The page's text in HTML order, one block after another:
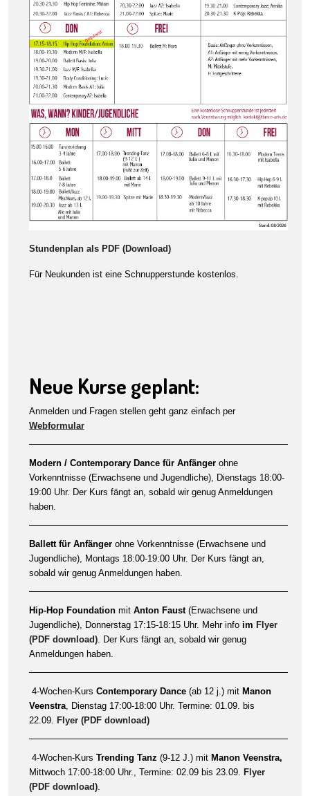
Stundenplan als PDF (Download)
Für Neukunden ist eine Schnupperstunde kostenlos.
Neue Kurse geplant:
Anmelden und Fragen stellen geht ganz einfach per
Webformular
Modern / Contemporary Dance für Anfänger ohne
Vorkenntnisse (Erwachsene und Jugendliche), Dienstags 18:00-
19:00 Uhr. Der Kurs fängt an, sobald wir genug Anmeldungen
haben.
Ballett für Anfänger ohne Vorkenntnisse (Erwachsene und
Jugendliche), Montags 18:00-19:00 Uhr. Der Kurs fängt an,
sobald wir genug Anmeldungen haben.
Hip-Hop Foundation mit Anton Faust (Erwachsene und
Jugendliche), Donnerstag 17:15-18:15 Uhr. Mehr info im Flyer
(PDF download) . Der Kurs fängt an, sobald wir genug
Anmeldungen haben.
4-Wochen-Kurs Contemporary Dance (ab 12 j.) mit Manon
Veenstra , Dienstag 17:00-18:00 Uhr. Termine: 01.09. bis
22.09.
Flyer (PDF download)
4-Wochen-Kurs Trending Tanz (9-12 J.) mit Manon Veenstra,
Mittwoch 17:00-18:00 Uhr., Termine: 02.09 bis 23.09.
Flyer
(PDF download)